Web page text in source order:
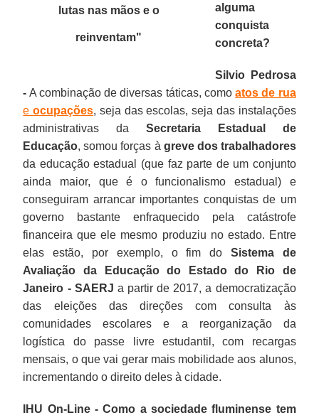
lutas nas mãos e o
reinventam"
alguma
conquista
concreta?
Silvio Pedrosa
- A combinação de diversas táticas, comoatos de rua
eocupações, seja das escolas, seja das instalações
administrativas da Secretaria Estadual de
Educação, somou forças à greve dos trabalhadores
da educação estadual (que faz parte de um conjunto
ainda maior, que é o funcionalismo estadual) e
conseguiram arrancar importantes conquistas de um
governo bastante enfraquecido pela catástrofe
financeira que ele mesmo produziu no estado. Entre
elas estão, por exemplo, o fim do Sistema de
Avaliação da Educação do Estado do Rio de
Janeiro - SAERJ a partir de 2017, a democratização
das eleições das direções com consulta às
comunidades escolares e a reorganização da
logística do passe livre estudantil, com recargas
mensais, o que vai gerar mais mobilidade aos alunos,
incrementando o direito deles à cidade.
IHU On-Line - Como a sociedade fluminense tem